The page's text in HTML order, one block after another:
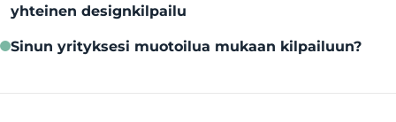
yhteinen designkilpailu
Sinun yrityksesi muotoilua mukaan kilpailuun?